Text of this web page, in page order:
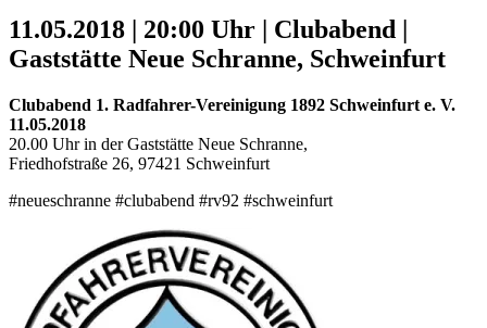
11.05.2018 | 20:00 Uhr | Clubabend |
Gaststätte Neue Schranne, Schweinfurt
Clubabend 1. Radfahrer-Vereinigung 1892 Schweinfurt e. V.
11.05.2018
20.00 Uhr in der Gaststätte Neue Schranne,
Friedhofstraße 26, 97421 Schweinfurt
‪#‎neueschranne‬ #clubabend #rv92 #schweinfurt